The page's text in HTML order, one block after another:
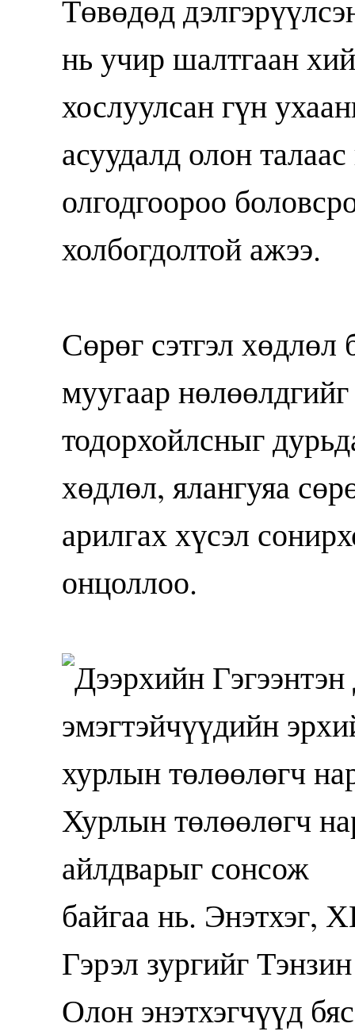
Төвөдөд
нь учир шалтгаан
хослуулсан гүн
асуудалд олон
олгодгоороо
холбогдолтой ажээ.
Сөрөг сэтгэл
муугаар
тодорхойлсныг
хөдлөл, ялангуяа
арилгах хүсэл
онцоллоо.
Хурлын төлөөлөгч
айлдварыг сонсож
байгаа нь. Энэтхэг,
Гэрэл зургийг
Олон энэтхэгчүүд